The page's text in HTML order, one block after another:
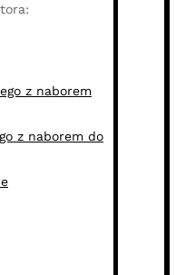
z naborem
z naborem do